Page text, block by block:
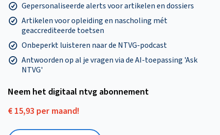
Gepersonaliseerde alerts voor artikelen en dossiers
Artikelen voor opleiding en nascholing mét
geaccrediteerde toetsen
Onbeperkt luisteren naar de NTVG-podcast
Antwoorden op al je vragen via de AI-toepassing 'Ask
NTVG'
Neem het digitaal ntvg abonnement
€ 15,93 per maand!